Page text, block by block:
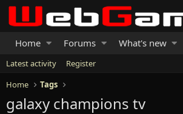
Home Forums What's new
Latest activity
Register
Home
Tags
galaxy champions tv